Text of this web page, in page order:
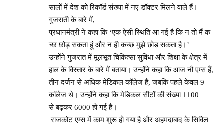
सालों में देश को रिकॉर्ड संख्या में नए डॉक्टर मिलने वाले हैं।
गुजराती के बारे में,
प्रधानमंत्री ने कहा कि ‘एक ऐसी स्थिति आ गई है कि न तो मैं क
च्छ छोड़ सकता हूं और न ही कच्छ मुझे छोड़ सकता है।’
उन्होंने गुजरात में मूलभूत चिकित्सा सुविधा और शिक्षा के क्षेत्र में
हाल के विस्तार के बारे में बताया। उन्होंने कहा कि आज नौ एम्स हैं,
तीन दर्जन से अधिक मेडिकल कॉलेज हैं, जबकि पहले केवल 9
कॉलेज थे। उन्होंने कहा कि मेडिकल सीटों की संख्या 1100
से बढ़कर 6000 हो गई है।
राजकोट एम्स में काम शुरू हो गया है और अहमदाबाद के सिविल